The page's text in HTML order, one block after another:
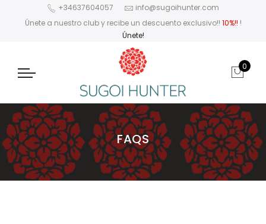
+34637604057
info@sugoihunter.com
Únete a nuestro club y recibe un descuento exclusivo!! 10%!! !
Únete!
0
FAQS